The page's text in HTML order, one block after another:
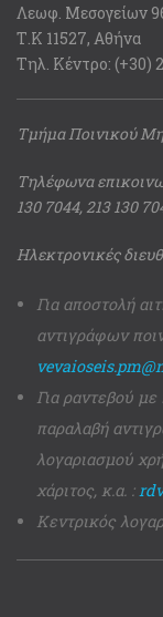
Λεωφ. Μεσογείων
Τ.Κ 11527, Αθήνα
Τηλ. Κέντρο: (+30)
Τμήμα Ποινικού
Τηλέφωνα
130 7044, 213 130
Ηλεκτρονικές
Για αποστολή
αντιγράφων
Για ραντεβού
παραλαβή
λογαριασμού
χάριτος, κ.α. :
Κεντρικός